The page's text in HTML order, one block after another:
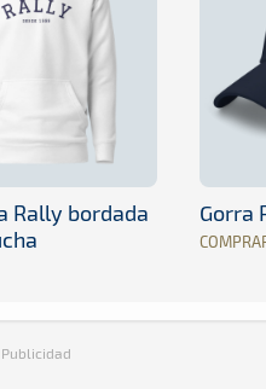
Rally bordada
Gorra
Publicidad